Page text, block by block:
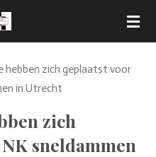
hebben zich geplaatst voor
in Utrecht
zich
sneldammen